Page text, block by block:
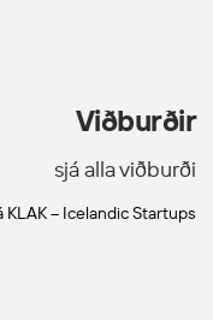
Viðburðir
sjá alla viðburði
– Icelandic Startups